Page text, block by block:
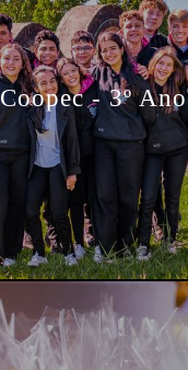
Coopec - 3º Ano